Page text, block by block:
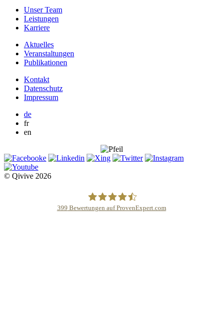
Unser Team
Leistungen
Karriere
Aktuelles
Veranstaltungen
Publikationen
Kontakt
Datenschutz
Impressum
de
fr
en
© Qivive 2026
399 Bewertungen auf ProvenExpert.com